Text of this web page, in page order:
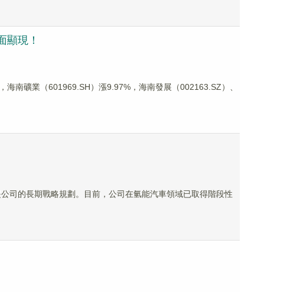
顯現！
南礦業（601969.SH）漲9.97%，海南發展（002163.SZ）、
司的長期戰略規劃。目前，公司在氫能汽車領域已取得階段性